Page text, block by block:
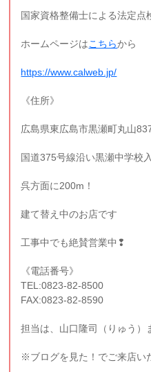
国家資格整備士による法定点
ホームページはこちらから
https://www.calweb.jp/
《住所》
広島県東広島市黒瀬町丸山
国道375号線沿い黒瀬中学校
呉方面に200m！
建て替え中のお店です
工事中でも絶賛営業中❢
《電話番号》
TEL:0823-82-8500
FAX:0823-82-8590
担当は、山口隆司（りゅう）
※ブログを見た！でご来店い